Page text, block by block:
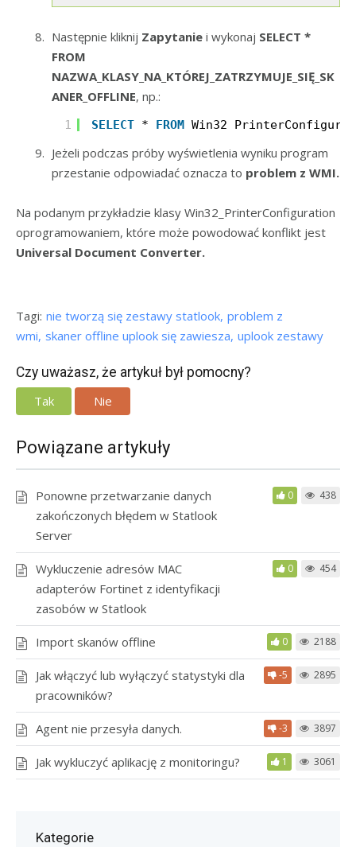
Następnie kliknij Zapytanie i wykonaj SELECT *
FROM
NAZWA_KLASY_NA_KTÓREJ_ZATRZYMUJE_SIĘ_SK
ANER_OFFLINE, np.:
1 SELECT * FROM
Jeżeli podczas próby wyświetlenia wyniku program
przestanie odpowiadać oznacza to problem z WMI.
Na podanym przykładzie klasy Win32_PrinterConfiguration
oprogramowaniem, które może powodować konflikt jest
Universal Document Converter.
Tagi: nie tworzą się zestawy statlook problem z
wmi skaner offline uplook się zawiesza uplook zestawy
Czy uważasz, że artykuł był pomocny?
Tak
Nie
Powiązane artykuły
Ponowne przetwarzanie danych
zakończonych błędem w Statlook
Server
0 438
Wykluczenie adresów MAC
adapterów Fortinet z identyfikacji
zasobów w Statlook
0 454
Import skanów offline 0 2188
Jak włączyć lub wyłączyć statystyki dla
pracowników?
-5 2895
Agent nie przesyła danych. -3 3897
Jak wykluczyć aplikację z monitoringu? 1 3061
Kategorie